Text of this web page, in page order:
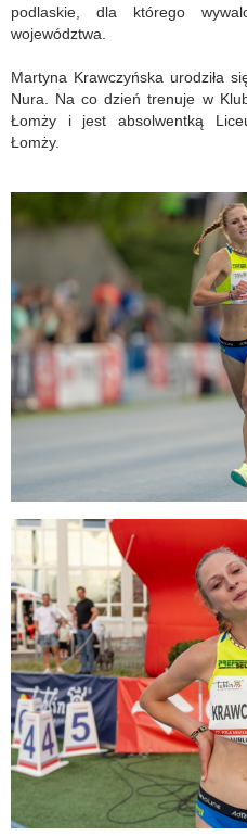
podlaskie, dla którego
województwa.
Martyna Krawczyńska urodziła
Nura. Na co dzień trenuje w
Łomży i jest absolwentką
Łomży.